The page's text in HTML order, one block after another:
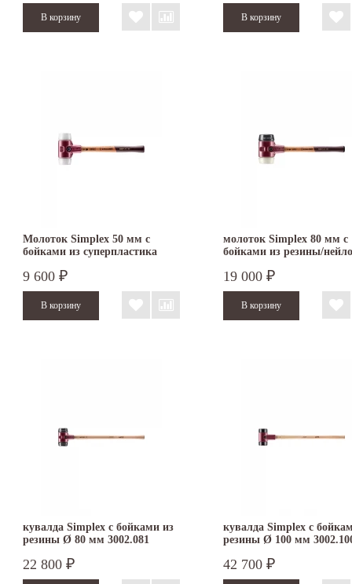
Молоток Simplex 50 мм с
бойками из суперпластика
9 600 ₽
молоток Simplex 80 мм с
бойками из резины/
19 000 ₽
кувалда Simplex с бойками из
резины Ø 80 мм 3002.081
22 800 ₽
кувалда Simplex с
резины Ø 100 мм
42 700 ₽